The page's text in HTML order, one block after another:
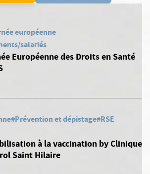
européenne
salariés
Européenne des Droits en Santé
#Prévention et dépistage#RSE
à la vaccination by Clinique
Saint Hilaire